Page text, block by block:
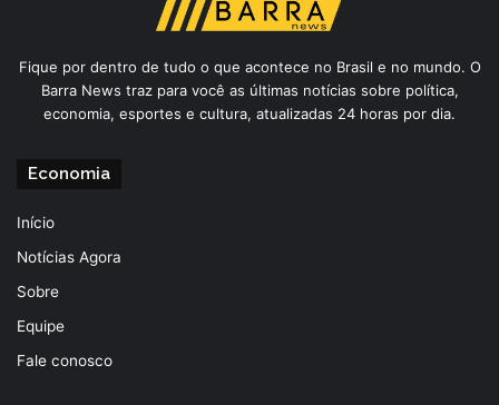
Fique por dentro de tudo o que acontece no Brasil e no mundo. O
Barra News traz para você as últimas notícias sobre política,
economia, esportes e cultura, atualizadas 24 horas por dia.
Economia
Início
Notícias Agora
Sobre
Equipe
Fale conosco